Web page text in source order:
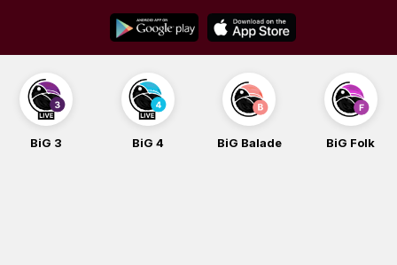
content
BiG 3 BiG 4 BiG Balade BiG Folk